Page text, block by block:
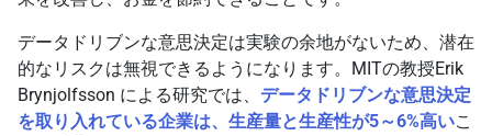
データドリブンな意思決定は実験の余地がないため、潜在
的なリスクは無視できるようになります。MITの教授Erik
Brynjolfsson による研究では、 データドリブンな意思決定
を取り入れている企業は、生産量と生産性が5～6%高いこ